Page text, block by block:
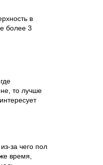
в
более 3
то лучше
за чего пол
время,